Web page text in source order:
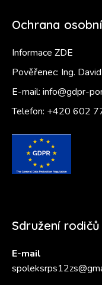
Ochrana
Informace ZDE
Pověřenec: Ing.
E-mail: info@gdpr-
Telefon: +420 602
Sdružení
E-mail